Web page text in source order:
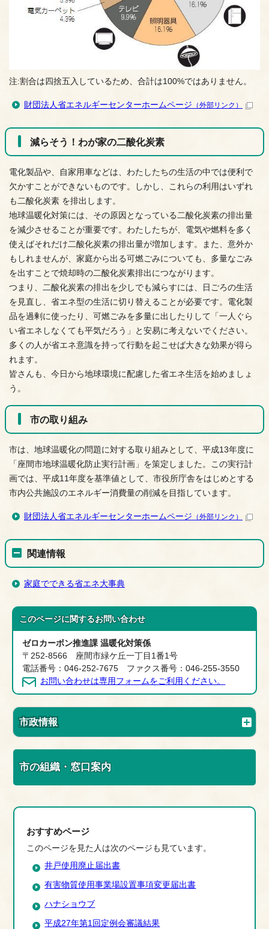
注:割合は四捨五入しているため、合計は100%ではありません。
財団法人省エネルギーセンターホームページ （外部リンク）
減らそう！わが家の二酸化炭素
電化製品や、自家用車などは、わたしたちの生活の中では便利で
欠かすことができないものです。しかし、これらの利用はいずれ
も二酸化炭素 を排出します。
地球温暖化対策には、その原因となっている二酸化炭素の排出量
を減少させることが重要です。わたしたちが、電気や燃料を多く
使えばそれだけ二酸化炭素の排出量が増加します。また、意外か
もしれませんが、家庭から出る可燃ごみについても、多量なごみ
を出すことで焼却時の二酸化炭素排出につながります。
つまり、二酸化炭素の排出を少しでも減らすには、日ごろの生活
を見直し、省エネ型の生活に切り替えることが必要です。電化製
品を過剰に使ったり、可燃ごみを多量に出したりして「一人ぐら
い省エネしなくても平気だろう」と安易に考えないでください。
多くの人が省エネ意識を持って行動を起こせば大きな効果が得ら
れます。
皆さんも、今日から地球環境に配慮した省エネ生活を始めましょ
う。
市の取り組み
市は、地球温暖化の問題に対する取り組みとして、平成13年度に
「座間市地球温暖化防止実行計画」を策定しました。この実行計
画では、平成11年度を基準値として、市役所庁舎をはじめとする
市内公共施設のエネルギー消費量の削減を目指しています。
財団法人省エネルギーセンターホームページ （外部リンク）
関連情報
家庭でできる省エネ大事典
このページに関するお問い合わせ
ゼロカーボン推進課 温暖化対策係
〒252-8566 座間市緑ケ丘一丁目1番1号
電話番号：046-252-7675 ファクス番号：046-255-3550
お問い合わせは専用フォームをご利用ください。
市政情報
市の組織・窓口案内
おすすめページ
このページを見た人は次のページも見ています。
井戸使用廃止届出書
有害物質使用事業場設置事項変更届出書
ハナショウブ
平成27年第1回定例会審議結果